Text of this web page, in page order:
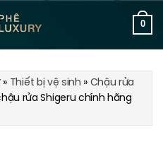
0
» Thiết bị vệ sinh »Chậu rửa
rửa Shigeru chính hãng